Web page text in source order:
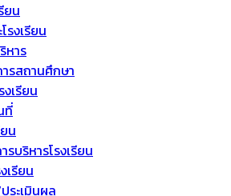
ยน
งเรียน
หาร
รสถานศึกษา
เรียน
ที่
น
รบริหารโรงเรียน
เรียน
ระเมินผล